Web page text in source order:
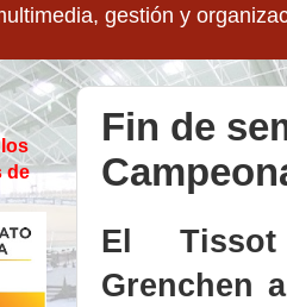
gestión y
Fin de
El
Grenchen
de